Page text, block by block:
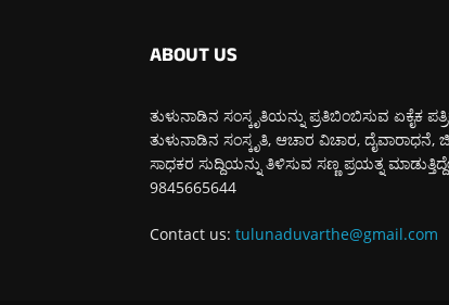
ABOUT US
ತುಳುನಾಡಿನ ಸಂಸ್ಕೃತಿಯನ್ನು ಪ್ರತಿಬಿಂಬಿಸುವ ಏಕೈಕ
ತುಳುನಾಡಿನ ಸಂಸ್ಕೃತಿ, ಆಚಾರ ವಿಚಾರ, ದೈವಾರಾಧನೆ,
ಸಾಧಕರ ಸುದ್ದಿಯನ್ನು ತಿಳಿಸುವ ಸಣ್ಣ ಪ್ರಯತ್ನ
9845665644
Contact us: tulunaduvarthe@gmail.com